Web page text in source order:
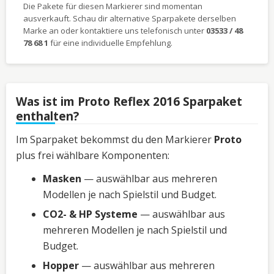
Die Pakete für diesen Markierer sind momentan
ausverkauft. Schau dir alternative Sparpakete derselben
Marke an oder kontaktiere uns telefonisch unter 03533 / 48
78 68 1 für eine individuelle Empfehlung.
Was ist im Proto Reflex 2016 Sparpaket
enthalten?
Im Sparpaket bekommst du den Markierer Proto
plus frei wählbare Komponenten:
Masken — auswählbar aus mehreren
Modellen je nach Spielstil und Budget.
CO2- & HP Systeme — auswählbar aus
mehreren Modellen je nach Spielstil und
Budget.
Hopper — auswählbar aus mehreren